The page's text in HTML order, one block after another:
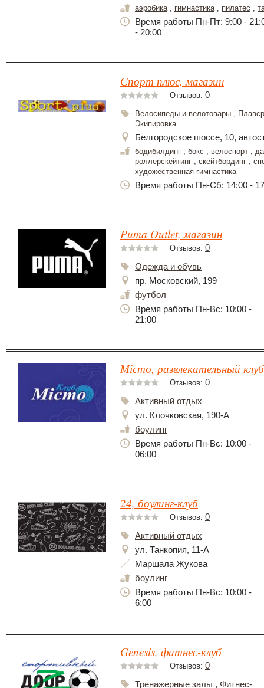
аэробика, гимнастика, пилатес ,
Время работы Пн-Пт: 9:00 -
- 20:00
Спорт плюс, магазин
Отзывов: 0
Велосипеды и велотовары ,
Экипировка
Белгородское шоссе, 10,
бодибилдинг , бокс , велоспорт ,
роллерскейтинг , скейтбординг ,
художественная гимнастика
Время работы Пн-Сб: 14:00 -
Puma Outlet, магазин
Отзывов: 0
Одежда и обувь
пр. Московский, 199
футбол
Время работы Пн-Вс: 10:00 -
21:00
Місто, развлекательный клуб
Отзывов: 0
Активный отдых
ул. Клочковская, 190-А
боулинг
Время работы Пн-Вс: 10:00 -
06:00
24, боулинг-клуб
Отзывов: 0
Активный отдых
ул. Танкопия, 11-А
Маршала Жукова
боулинг
Время работы Пн-Вс: 10:00 -
6:00
Genesis, фитнес-клуб
Отзывов: 0
Тренажерные залы , Фитнес-